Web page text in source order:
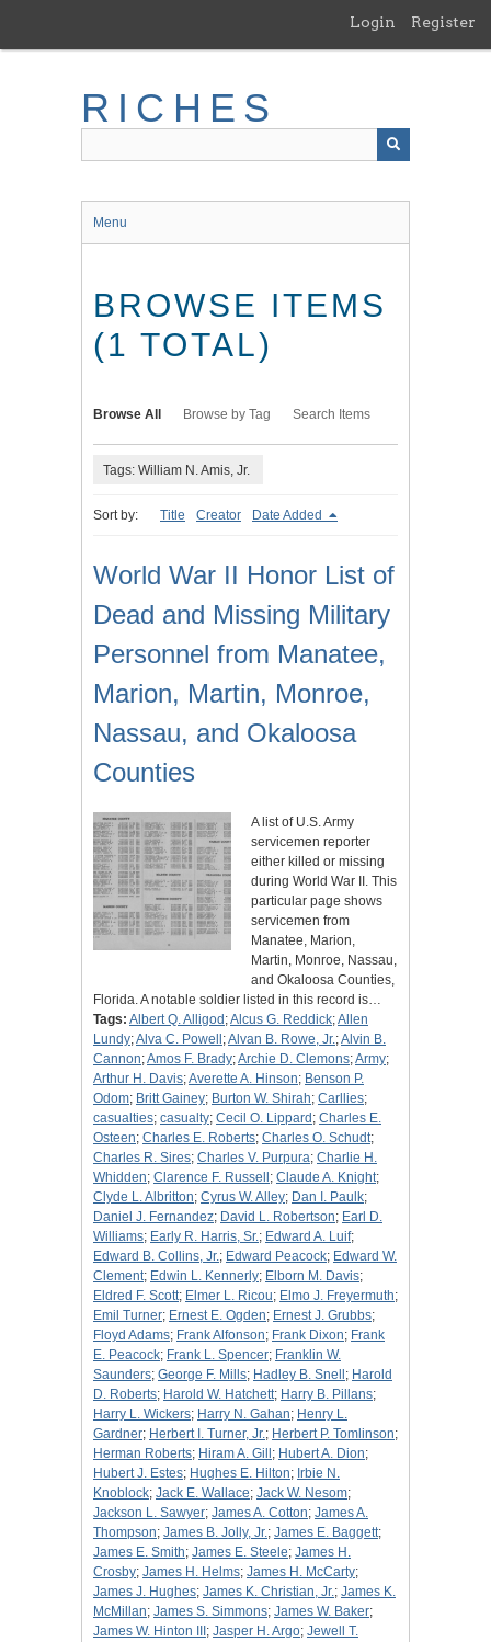
main
Login Register
RICHES
Menu
BROWSE ITEMS
(1 TOTAL)
Browse All Browse by Tag Search Items
Tags: William N. Amis, Jr.
Sort by: Title Creator Date Added
World War II Honor List of
Dead and Missing Military
Personnel from Manatee,
Marion, Martin, Monroe,
Nassau, and Okaloosa
Counties
A list of U.S. Army
servicemen reporter
either killed or missing
during World War II. This
particular page shows
servicemen from
Manatee, Marion,
Martin, Monroe, Nassau,
and Okaloosa Counties,
Florida. A notable soldier listed in this record is…
Tags: Albert Q. Alligod ;Alcus G. Reddick;Allen
Lundy;Alva C. Powell ;Alvan B. Rowe, Jr.;Alvin B.
Cannon;Amos F. Brady;Archie D. Clemons;Army;
Arthur H. Davis;Averette A. Hinson; Benson P.
Odom; Britt Gainey; Burton W. Shirah; Carllies;
casualties; casualty; Cecil O. Lippard ; Charles E.
Osteen; Charles E. Roberts; Charles O. Schudt;
Charles R. Sires; Charles V. Purpura; Charlie H.
Whidden; Clarence F. Russell ; Claude A. Knight;
Clyde L. Albritton; Cyrus W. Alley; Dan I. Paulk;
Daniel J. Fernandez; David L. Robertson; Earl D.
Williams; Early R. Harris, Sr.; Edward A. Luif;
Edward B. Collins, Jr.; Edward Peacock; Edward W.
Clement; Edwin L. Kennerly; Elborn M. Davis;
Eldred F. Scott; Elmer L. Ricou; Elmo J. Freyermuth;
Emil Turner; Ernest E. Ogden; Ernest J. Grubbs;
Floyd Adams; Frank Alfonson; Frank Dixon; Frank
E. Peacock; Frank L. Spencer; Franklin W.
Saunders; George F. Mills; Hadley B. Snell ; Harold
D. Roberts; Harold W. Hatchett; Harry B. Pillans;
Harry L. Wickers; Harry N. Gahan; Henry L.
Gardner; Herbert I. Turner, Jr.; Herbert P. Tomlinson;
Herman Roberts; Hiram A. Gill ; Hubert A. Dion;
Hubert J. Estes; Hughes E. Hilton; Irbie N.
Knoblock; Jack E. Wallace; Jack W. Nesom;
Jackson L. Sawyer; James A. Cotton; James A.
Thompson; James B. Jolly, Jr.; James E. Baggett;
James E. Smith; James E. Steele; James H.
Crosby; James H. Helms; James H. McCarty;
James J. Hughes; James K. Christian, Jr.; James K.
McMillan; James S. Simmons; James W. Baker;
James W. Hinton III ; Jasper H. Argo; Jewell T.